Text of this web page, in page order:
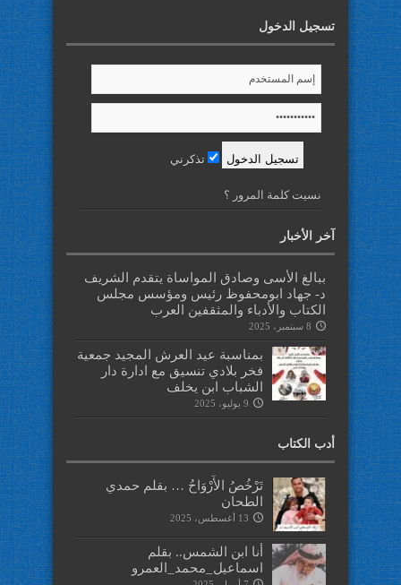
تسجيل الدخول
تذكرني
نسيت كلمة المرور ؟
آخر الأخبار
ببالغ الأسى وصادق المواساة يتقدم الشريف
د- جهاد ابومحفوظ رئيس ومؤسس مجلس
الكتاب والأدباء والمثقفين العرب
8 سبتمبر، 2025
بمناسبة عيد العرش المجيد جمعية
فخر بلادي تنسيق مع ادارة دار
الشباب ابن يخلف
9 يوليو، 2025
أدب الكتاب
تَرْخُصُ الأَرْوَاحُ … بقلم حمدي
الطحان
13 أغسطس، 2025
أنا ابن الشمس.. بقلم
اسماعيل_محمد_العمرو